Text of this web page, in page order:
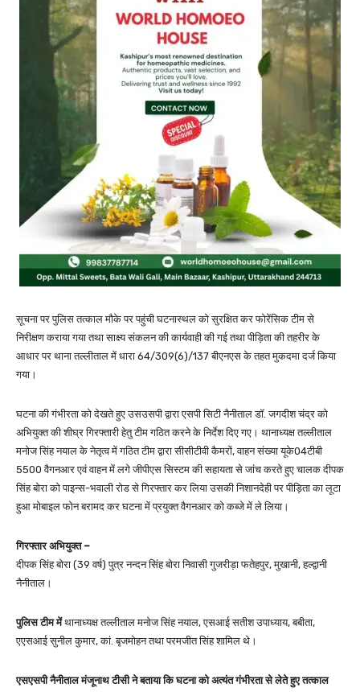
सूचना पर पुलिस तत्काल मौके पर पहुंची घटनास्थल को सुरक्षित कर फोरेंसिक टीम से
निरीक्षण कराया गया तथा साक्ष्य संकलन की कार्यवाही की गई तथा पीड़िता की तहरीर के
आधार पर थाना तल्लीताल में धारा 64/309(6)/137 बीएनएस के तहत मुकदमा दर्ज किया
गया।
घटना की गंभीरता को देखते हुए उसउसपी द्वारा एसपी सिटी नैनीताल डॉ. जगदीश चंद्र को
अभियुक्त की शीघ्र गिरफ्तारी हेतु टीम गठित करने के निर्देश दिए गए। थानाध्यक्ष तल्लीताल
मनोज सिंह नयाल के नेतृत्व में गठित टीम द्वारा सीसीटीवी कैमरों, वाहन संख्या यूके04टीबी
5500 वैगनआर एवं वाहन में लगे जीपीएस सिस्टम की सहायता से जांच करते हुए चालक दीपक
सिंह बोरा को पाइन्स-भवाली रोड से गिरफ्तार कर लिया उसकी निशानदेही पर पीड़िता का लूटा
हुआ मोबाइल फोन बरामद कर घटना में प्रयुक्त वैगनआर को कब्जे में ले लिया।
गिरफ्तार अभियुक्त –
दीपक सिंह बोरा (39 वर्ष) पुत्र नन्दन सिंह बोरा निवासी गुजरीड़ा फतेहपुर, मुखानी, हल्द्वानी
नैनीताल।
पुलिस टीम मेंथानाध्यक्ष तल्लीताल मनोज सिंह नयाल, एसआई सतीश उपाध्याय, बबीता,
एएसआई सुनील कुमार, कां. बृजमोहन तथा परमजीत सिंह शामिल थे।
एसएसपी नैनीताल मंजूनाथ टीसी ने बताया कि घटना को अत्यंत गंभीरता से लेते हुए तत्काल